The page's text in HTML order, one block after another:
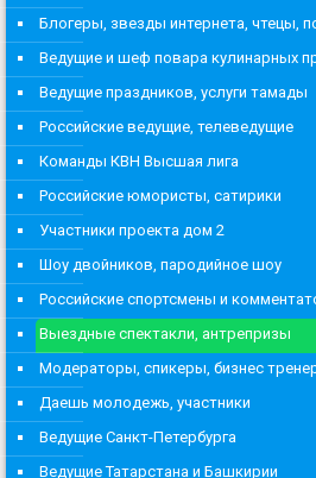
Блогеры, звезды интернета, чтецы,
Ведущие и шеф повара кулинарных
Ведущие праздников, услуги тамады
Российские ведущие, телеведущие
Команды КВН Высшая лига
Российские юмористы, сатирики
Участники проекта дом 2
Шоу двойников, пародийное шоу
Российские спортсмены и
Выездные спектакли, антрепризы
Модераторы, спикеры, бизнес
Даешь молодежь, участники
Ведущие Санкт-Петербурга
Ведущие Татарстана и Башкирии